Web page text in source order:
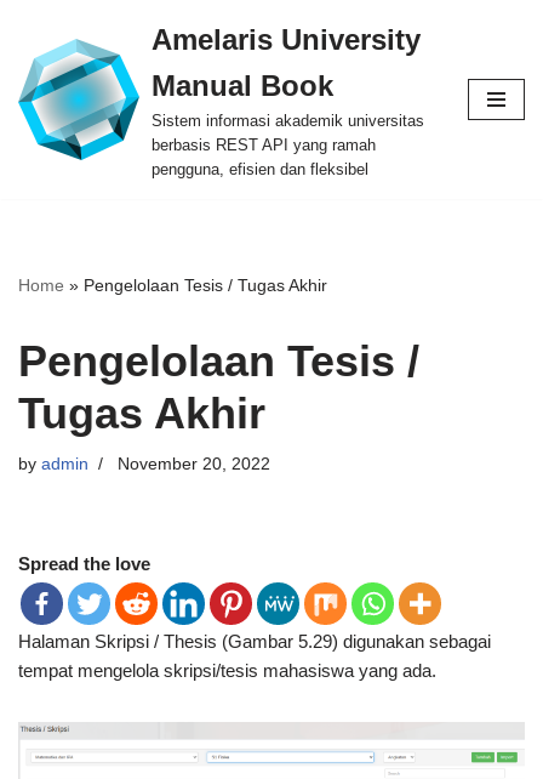
Skip
to
content
Amelaris University
Manual Book
Sistem informasi akademik universitas
berbasis REST API yang ramah
pengguna, efisien dan fleksibel
Home » Pengelolaan Tesis / Tugas Akhir
Pengelolaan Tesis /
Tugas Akhir
by admin November 20, 2022
Spread the love
Halaman Skripsi / Thesis (Gambar 5.29) digunakan sebagai
tempat mengelola skripsi/tesis mahasiswa yang ada.